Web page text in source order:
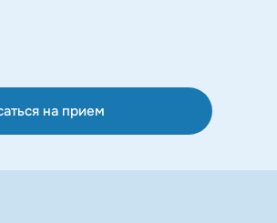
на прием